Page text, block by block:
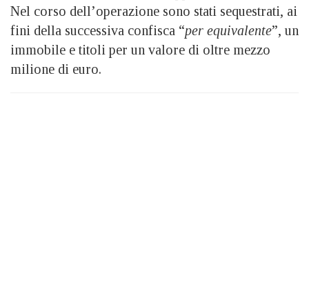
Nel corso dell’operazione sono stati sequestrati, ai
fini della successiva confisca “per equivalente”, un
immobile e titoli per un valore di oltre mezzo
milione di euro.